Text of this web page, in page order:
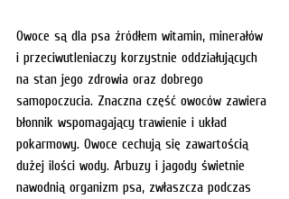
Owoce są dla psa źródłem witamin, minerałów
i przeciwutleniaczy korzystnie oddziałujących
na stan jego zdrowia oraz dobrego
samopoczucia. Znaczna część owoców zawiera
błonnik wspomagający trawienie i układ
pokarmowy. Owoce cechują się zawartością
dużej ilości wody. Arbuzy i jagody świetnie
nawodnią organizm psa, zwłaszcza podczas